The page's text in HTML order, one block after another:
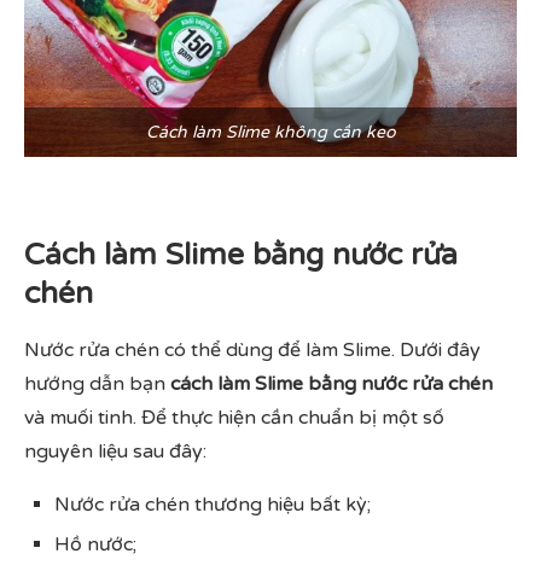
Cách làm Slime không cần keo
Cách làm Slime bằng nước rửa
chén
Nước rửa chén có thể dùng để làm Slime. Dưới đây
hướng dẫn bạn cách làm Slime bằng nước rửa chén
và muối tinh. Để thực hiện cần chuẩn bị một số
nguyên liệu sau đây:
Nước rửa chén thương hiệu bất kỳ;
Hồ nước;